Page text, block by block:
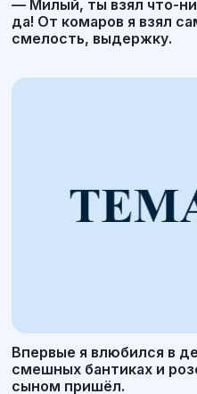
— Милый, ты взял что-
да! От комаров я взял
смелость, выдержку.
Впервые я влюбился в
смешных бантиках и
сыном пришёл.